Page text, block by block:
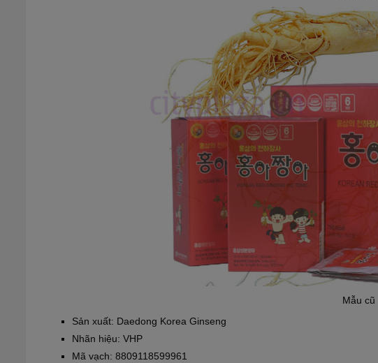
Mẫu cũ
Sản xuất: Daedong Korea Ginseng
Nhãn hiệu: VHP
Mã vạch: 8809118599961